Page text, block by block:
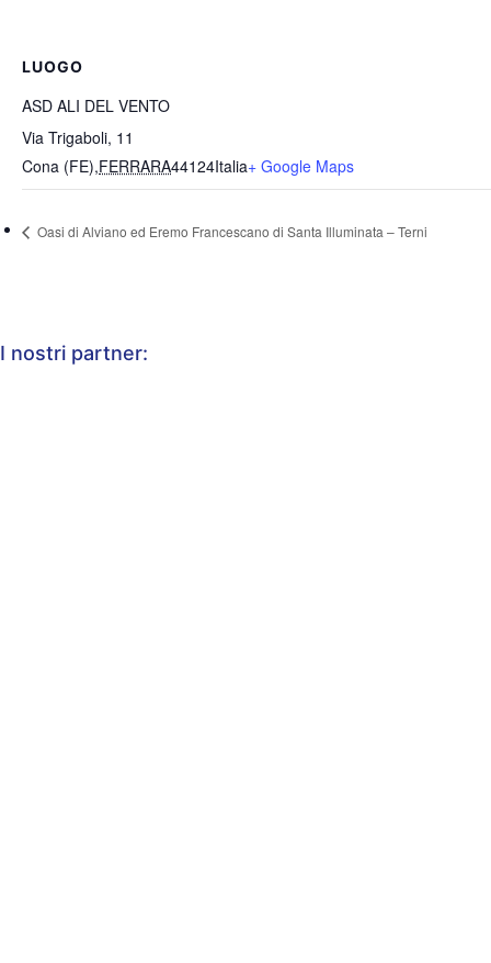
LUOGO
ASD ALI DEL VENTO
Via Trigaboli, 11
Cona (FE),FERRARA44124Italia+ Google Maps
Oasi di Alviano ed Eremo Francescano di Santa Illuminata – Terni
I nostri partner: